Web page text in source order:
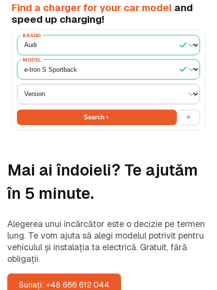
Find a charger for your car model and
speed up charging!
BRAND
MODEL
Search
Mai ai îndoieli? Te ajutăm
în 5 minute.
Alegerea unui încărcător este o decizie pe termen
lung. Te vom ajuta să alegi modelul potrivit pentru
vehiculul și instalația ta electrică. Gratuit, fără
obligații.
Sunați: +48 666 612 044